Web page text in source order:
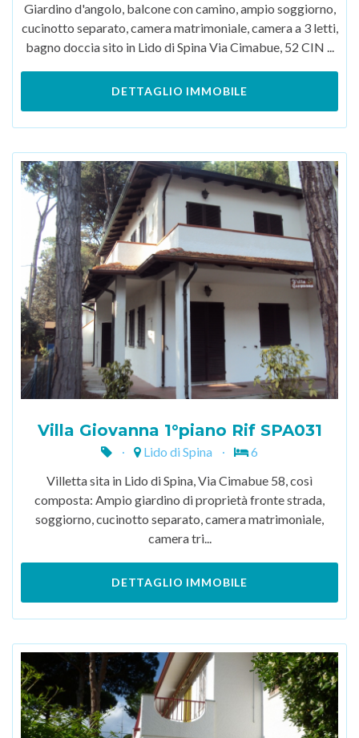
Giardino d'angolo, balcone con camino, ampio soggiorno,
cucinotto separato, camera matrimoniale, camera a 3 letti,
bagno doccia sito in Lido di Spina Via Cimabue, 52 CIN ...
DETTAGLIO IMMOBILE
Villa Giovanna 1°piano Rif SPA031
Lido di Spina
6
Villetta sita in Lido di Spina, Via Cimabue 58, così
composta: Ampio giardino di proprietà fronte strada,
soggiorno, cucinotto separato, camera matrimoniale,
camera tri...
DETTAGLIO IMMOBILE